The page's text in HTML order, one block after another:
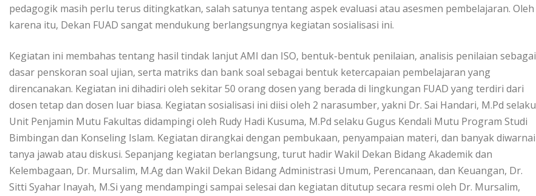
pedagogik masih perlu terus ditingkatkan, salah satunya tentang aspek evaluasi atau asesmen pembelajaran. Oleh
karena itu, Dekan FUAD sangat mendukung berlangsungnya kegiatan sosialisasi ini.
Kegiatan ini membahas tentang hasil tindak lanjut AMI dan ISO, bentuk-bentuk penilaian, analisis penilaian sebagai
dasar penskoran soal ujian, serta matriks dan bank soal sebagai bentuk ketercapaian pembelajaran yang
direncanakan. Kegiatan ini dihadiri oleh sekitar 50 orang dosen yang berada di lingkungan FUAD yang terdiri dari
dosen tetap dan dosen luar biasa. Kegiatan sosialisasi ini diisi oleh 2 narasumber, yakni Dr. Sai Handari, M.Pd selaku
Unit Penjamin Mutu Fakultas didampingi oleh Rudy Hadi Kusuma, M.Pd selaku Gugus Kendali Mutu Program Studi
Bimbingan dan Konseling Islam. Kegiatan dirangkai dengan pembukaan, penyampaian materi, dan banyak diwarnai
tanya jawab atau diskusi. Sepanjang kegiatan berlangsung, turut hadir Wakil Dekan Bidang Akademik dan
Kelembagaan, Dr. Mursalim, M.Ag dan Wakil Dekan Bidang Administrasi Umum, Perencanaan, dan Keuangan, Dr.
Sitti Syahar Inayah, M.Si yang mendampingi sampai selesai dan kegiatan ditutup secara resmi oleh Dr. Mursalim,